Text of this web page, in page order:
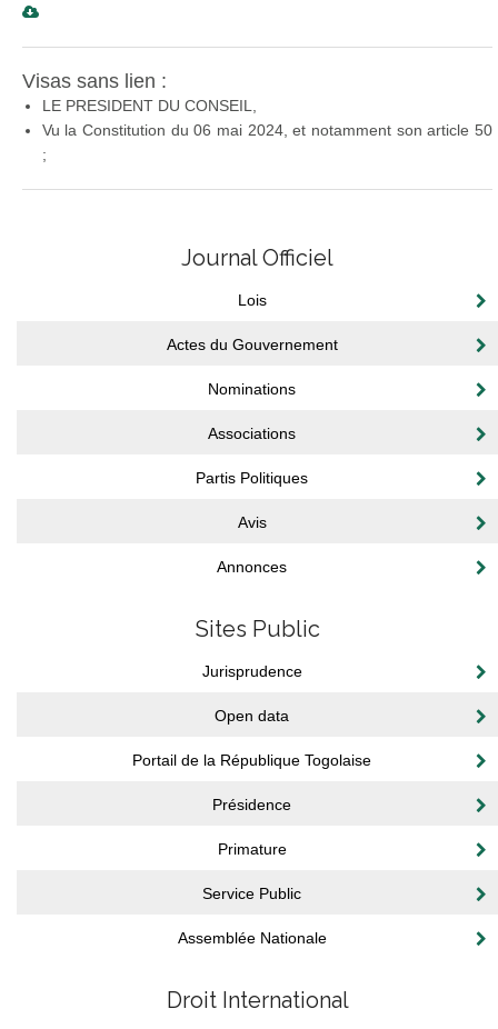
Visas sans lien :
LE PRESIDENT DU CONSEIL,
Vu la Constitution du 06 mai 2024, et notamment son article 50
;
Journal Officiel
Lois
Actes du Gouvernement
Nominations
Associations
Partis Politiques
Avis
Annonces
Sites Public
Jurisprudence
Open data
Portail de la République Togolaise
Présidence
Primature
Service Public
Assemblée Nationale
Droit International